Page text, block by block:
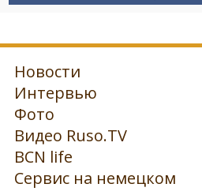
Новости
Интервью
Фото
Видео Ruso.TV
BCN life
Сервис на немецком